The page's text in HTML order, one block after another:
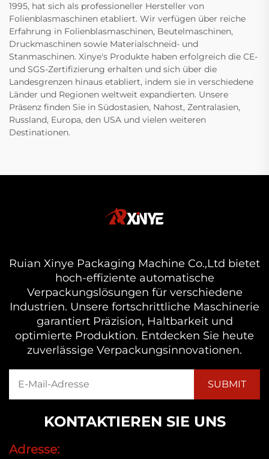
1995, hat sich als professioneller Hersteller von
Folienblasmaschinen etabliert. Wir verfügen über reiche
Erfahrung in Folienblasmaschinen, Beutelmaschinen,
Druckmaschinen sowie Materialschneid- und
Stanmaschinen. Xinye's Produkte haben erfolgreich die CE-
und SGS-Zertifizierung erhalten und sich über die
Landesgrenzen hinaus etabliert, indem sie in verschiedene
Länder und Regionen weltweit expandierten. Unsere
Präsenz finden Sie in Südostasien, Nahost, Zentralasien,
Russland, Europa, den USA und vielen weiteren
Destinationen.
Ruian Xinye Packaging Machine Co.,Ltd bietet
hoch-effiziente automatische
Verpackungslösungen für verschiedene
Industrien. Unsere fortschrittliche Maschinerie
garantiert Präzision, Haltbarkeit und
optimierte Produktion. Entdecken Sie heute
zuverlässige Verpackungsinnovationen.
KONTAKTIEREN SIE UNS
Adresse: